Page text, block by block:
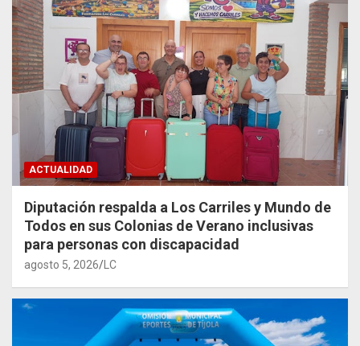
ACTUALIDAD
Diputación respalda a Los Carriles y Mundo de
Todos en sus Colonias de Verano inclusivas
para personas con discapacidad
agosto 5, 2026 LC